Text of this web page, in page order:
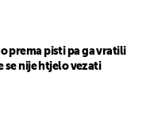
prema pisti pa ga vratili
se nije htjelo vezati